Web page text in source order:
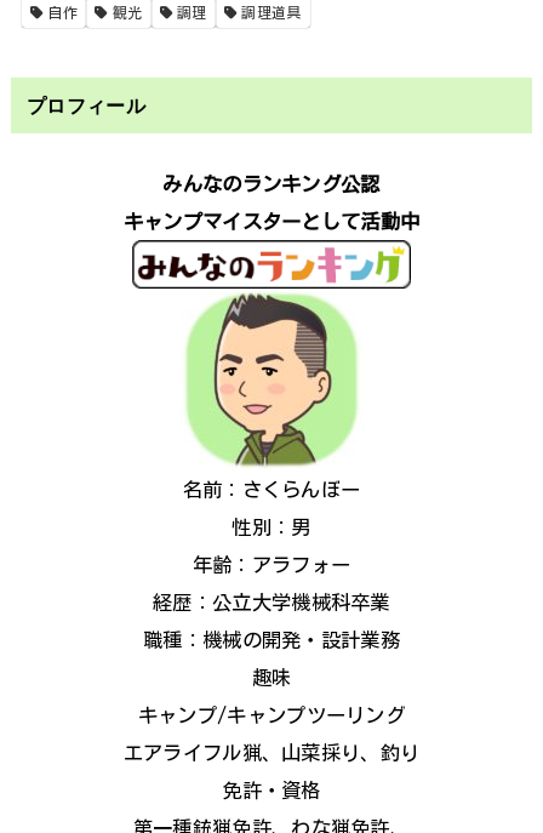
自作 観光 調理 調理道具
プロフィール
みんなのランキング公認
キャンプマイスターとして活動中
名前：さくらんぼー
性別：男
年齢：アラフォー
経歴：公立大学機械科卒業
職種：機械の開発・設計業務
趣味
キャンプ/キャンプツーリング
エアライフル猟、山菜採り、釣り
免許・資格
第一種銃猟免許、わな猟免許、